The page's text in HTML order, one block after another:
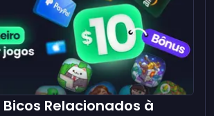
Relacionados à